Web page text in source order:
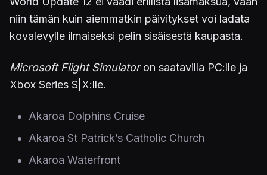
niin tämän kuin aiemmatkin päivitykset voi ladata
kovalevylle ilmaiseksi pelin sisäisestä kaupasta.
Microsoft Flight Simulatoron saatavilla PC:lle ja
Xbox Series S|X:lle.
Akaroa Dolphins Cruise
Akaroa St Patrick’s Catholic Church
Akaroa Waterfront